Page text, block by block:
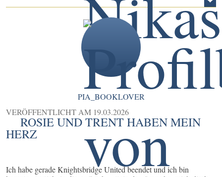
PIA_BOOKLOVER
VERÖFFENTLICHT AM 19.03.2026
ROSIE UND TRENT HABEN MEIN
HERZ
Ich habe gerade Knightsbridge United beendet und ich bin